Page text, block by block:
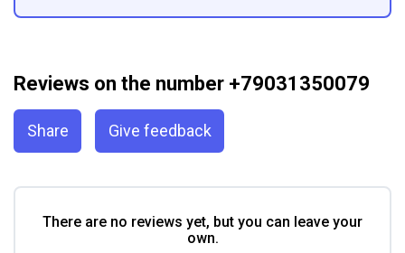
Reviews on the number +79031350079
Share Give feedback
There are no reviews yet, but you can leave your
own.